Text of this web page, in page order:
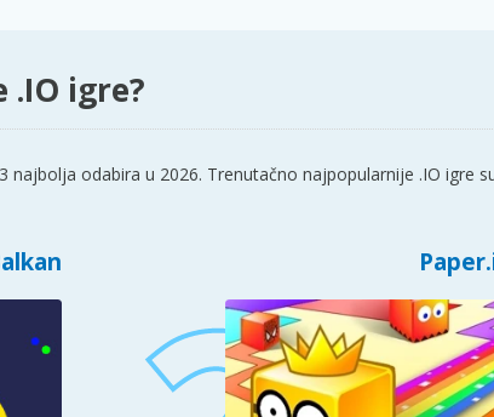
.IO igre?
odabira u 2026. Trenutačno najpopularnije .IO igre